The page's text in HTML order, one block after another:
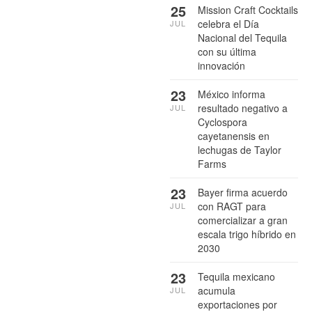
Mission Craft Cocktails
celebra el Día
Nacional del Tequila
con su última
innovación
25
JUL
México informa
resultado negativo a
Cyclospora
cayetanensis en
lechugas de Taylor
Farms
23
JUL
Bayer firma acuerdo
con RAGT para
comercializar a gran
escala trigo híbrido en
2030
23
JUL
Tequila mexicano
acumula
exportaciones por
23
JUL